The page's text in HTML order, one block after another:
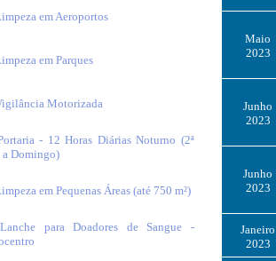
em Aeroportos
em Parques
Motorizada
- 12 Horas Diárias Noturno (2ª
a Domingo)
em Pequenas Áreas (até 750 m²)
para Doadores de Sangue -
Maio
2023
Junho
2023
Junho
2023
Janeiro
2023